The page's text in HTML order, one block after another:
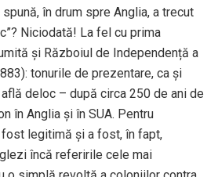
în drum spre Anglia, a trecut
Niciodată! La fel cu prima
și Războiul de Independență a
tonurile de prezentare, ca și
deloc – după circa 250 de ani de
în Anglia și în SUA. Pentru
legitimă și a fost, în fapt,
încă referirile cele mai